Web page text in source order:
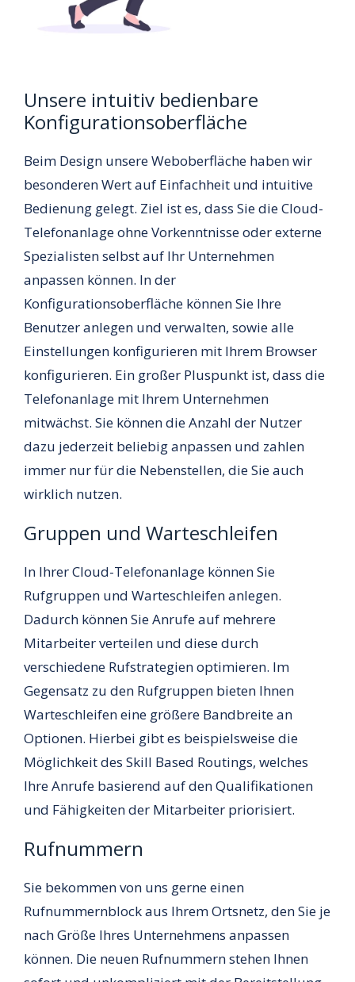
Unsere intuitiv bedienbare
Konfigurationsoberfläche
Beim Design unsere Weboberfläche haben wir
besonderen Wert auf Einfachheit und intuitive
Bedienung gelegt. Ziel ist es, dass Sie die Cloud-
Telefonanlage ohne Vorkenntnisse oder externe
Spezialisten selbst auf Ihr Unternehmen
anpassen können. In der
Konfigurationsoberfläche können Sie Ihre
Benutzer anlegen und verwalten, sowie alle
Einstellungen konfigurieren mit Ihrem Browser
konfigurieren. Ein großer Pluspunkt ist, dass die
Telefonanlage mit Ihrem Unternehmen
mitwächst. Sie können die Anzahl der Nutzer
dazu jederzeit beliebig anpassen und zahlen
immer nur für die Nebenstellen, die Sie auch
wirklich nutzen.
Gruppen und Warteschleifen
In Ihrer Cloud-Telefonanlage können Sie
Rufgruppen und Warteschleifen anlegen.
Dadurch können Sie Anrufe auf mehrere
Mitarbeiter verteilen und diese durch
verschiedene Rufstrategien optimieren. Im
Gegensatz zu den Rufgruppen bieten Ihnen
Warteschleifen eine größere Bandbreite an
Optionen. Hierbei gibt es beispielsweise die
Möglichkeit des Skill Based Routings, welches
Ihre Anrufe basierend auf den Qualifikationen
und Fähigkeiten der Mitarbeiter priorisiert.
Rufnummern
Sie bekommen von uns gerne einen
Rufnummernblock aus Ihrem Ortsnetz, den Sie je
nach Größe Ihres Unternehmens anpassen
können. Die neuen Rufnummern stehen Ihnen